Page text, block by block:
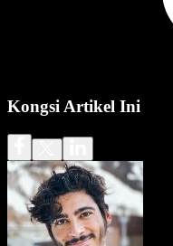
Kongsi Artikel Ini